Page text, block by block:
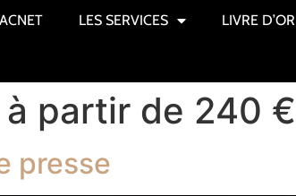
LES SERVICES LIVRE D’OR
à partir de 240 €
presse